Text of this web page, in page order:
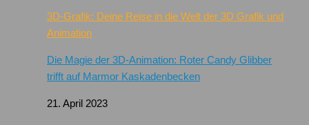
3D-Grafik: Deine Reise in die Welt der 3D Grafik und
Animation
Die Magie der 3D-Animation: Roter Candy Glibber
trifft auf Marmor Kaskadenbecken
21. April 2023